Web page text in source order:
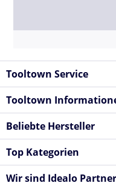
Tooltown Service
Tooltown
Beliebte Hersteller
Top Kategorien
Wir sind Idealo Partner